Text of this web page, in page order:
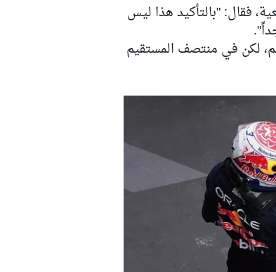
فقال: "بالتأكيد هذا ليس
لكن في منتصف المستقيم